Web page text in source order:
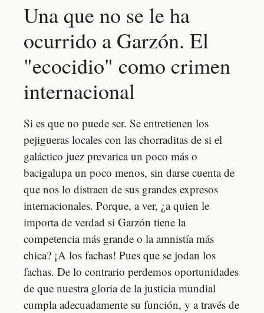
Una que no se le ha
ocurrido a Garzón. El
"ecocidio" como crimen
internacional
Si es que no puede ser. Se entretienen los
pejigueras locales con las chorraditas de si el
galáctico juez prevarica un poco más o
bacigalupa un poco menos, sin darse cuenta de
que nos lo distraen de sus grandes expresos
internacionales. Porque, a ver, ¿a quien le
importa de verdad si Garzón tiene la
competencia más grande o la amnistía más
chica? ¡A los fachas! Pues que se jodan los
fachas. De lo contrario perdemos oportunidades
de que nuestra gloria de la justicia mundial
cumpla adecuadamente su función, y a través de